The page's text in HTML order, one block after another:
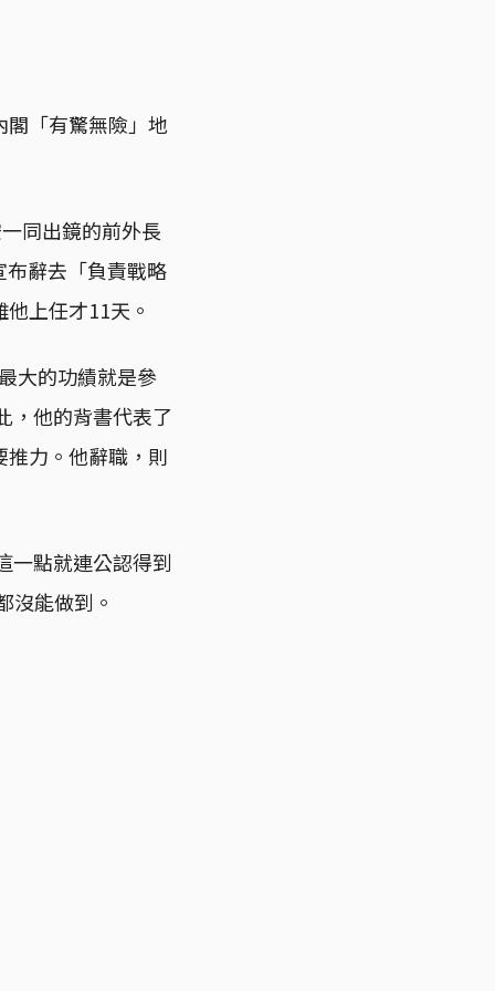
「有驚無險」地
同出鏡的前外長
辭去「負責戰略
上任才11天。
大的功績就是參
，他的背書代表了
力。他辭職，則
一點就連公認得到
沒能做到。